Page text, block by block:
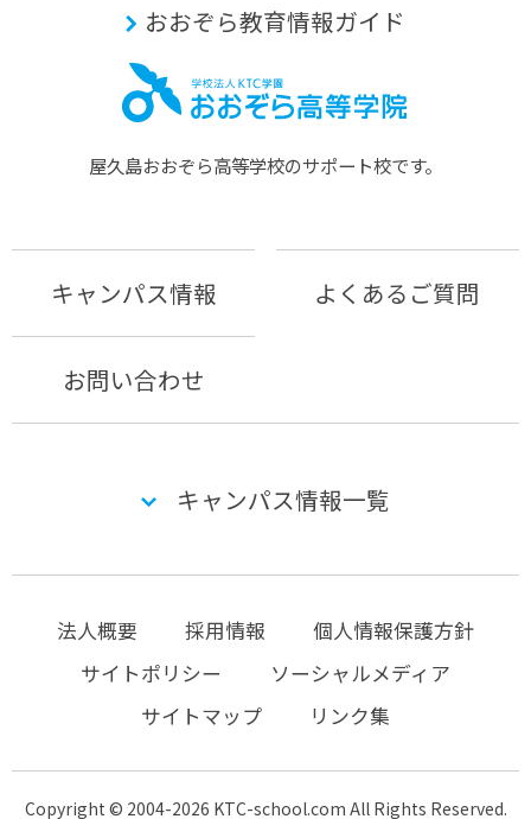
おおぞら教育情報ガイド
屋久島おおぞら⾼等学校のサポート校です。
キャンパス情報 よくあるご質問
お問い合わせ
キャンパス情報一覧
法人概要 採用情報
個人情報保護方針
サイトポリシー
ソーシャルメディア
サイトマップ
リンク集
Copyright © 2004-2026 KTC-school.com All Rights Reserved.